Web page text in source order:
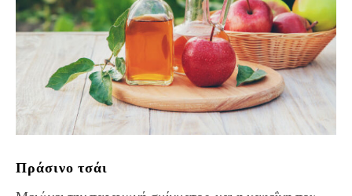
Πράσινο τσάι